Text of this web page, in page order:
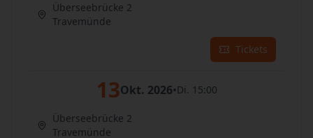
Überseebrücke 2
Travemünde
Tickets
13Okt. 2026•Di. 15:00
Überseebrücke 2
Travemünde